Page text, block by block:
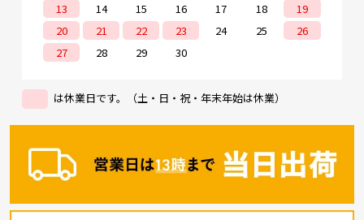
13
14 15 16 17 18
19
20
21 22 23 24 25
26
27
28 29 30
は休業日です。（土・日・祝・年末年始は休業）